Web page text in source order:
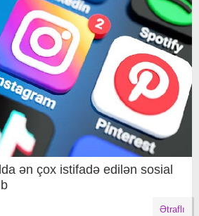
ən çox istifadə edilən sosial
Ətraflı